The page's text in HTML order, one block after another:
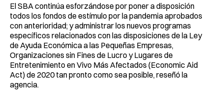
El SBA continúa esforzándose por poner a disposición
todos los fondos de estímulo por la pandemia aprobados
con anterioridad; y administrar los nuevos programas
específicos relacionados con las disposiciones de la Ley
de Ayuda Económica a las Pequeñas Empresas,
Organizaciones sin Fines de Lucro y Lugares de
Entretenimiento en Vivo Más Afectados (Economic Aid
Act) de 2020 tan pronto como sea posible, reseñó la
agencia.